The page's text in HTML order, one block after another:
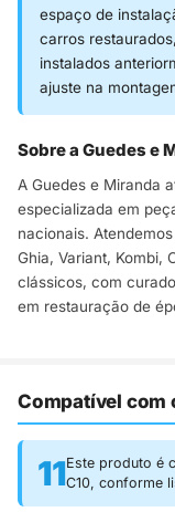
espaço de
carros
instalados
ajuste na
Sobre a Guedes e
A Guedes e Miranda
especializada em
nacionais.
Ghia, Variant, Kombi,
clássicos, com
em restauração de
Compatível com
11Este produto é
C10, conforme